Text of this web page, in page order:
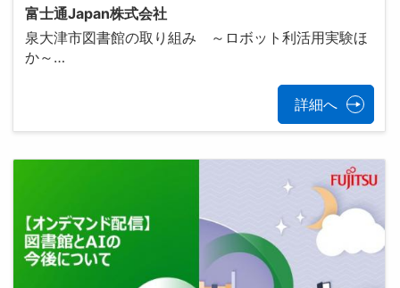
富士通Japan株式会社
泉大津市図書館の取り組み ～ロボット利活用実験ほ
か～…
詳細へ